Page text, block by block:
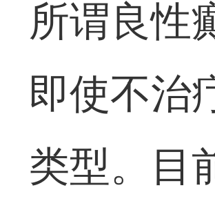
所谓良性
即使不治
类型。目